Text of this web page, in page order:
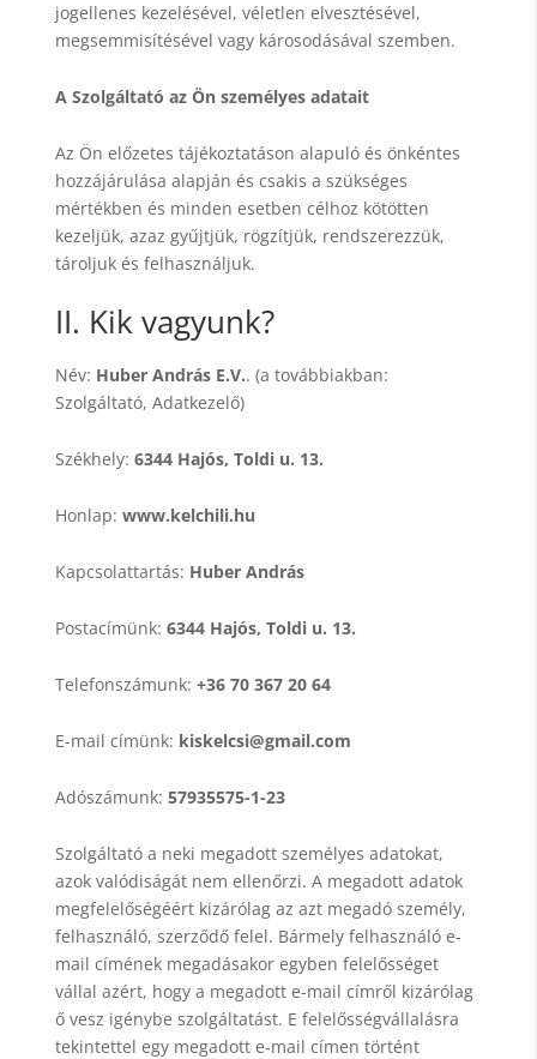
jogellenes kezelésével, véletlen elvesztésével,
megsemmisítésével vagy károsodásával szemben.
A Szolgáltató az Ön személyes adatait
Az Ön előzetes tájékoztatáson alapuló és önkéntes
hozzájárulása alapján és csakis a szükséges
mértékben és minden esetben célhoz kötötten
kezeljük, azaz gyűjtjük, rögzítjük, rendszerezzük,
tároljuk és felhasználjuk.
II. Kik vagyunk?
Név: Huber András E.V.. (a továbbiakban:
Szolgáltató, Adatkezelő)
Székhely: 6344 Hajós, Toldi u. 13.
Honlap: www.kelchili.hu
Kapcsolattartás: Huber András
Postacímünk: 6344 Hajós, Toldi u. 13.
Telefonszámunk: +36 70 367 20 64
E-mail címünk: kiskelcsi@gmail.com
Adószámunk: 57935575-1-23
Szolgáltató a neki megadott személyes adatokat,
azok valódiságát nem ellenőrzi. A megadott adatok
megfelelőségéért kizárólag az azt megadó személy,
felhasználó, szerződő felel. Bármely felhasználó e-
mail címének megadásakor egyben felelősséget
vállal azért, hogy a megadott e-mail címről kizárólag
ő vesz igénybe szolgáltatást. E felelősségvállalásra
tekintettel egy megadott e-mail címen történt